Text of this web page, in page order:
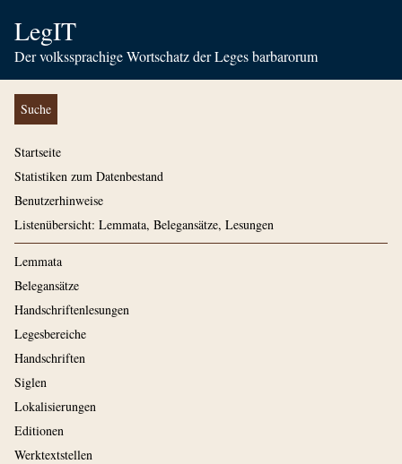
LegIT
Der volkssprachige Wortschatz der Leges barbarorum
Suche
Startseite
Statistiken zum Datenbestand
Benutzerhinweise
Listenübersicht: Lemmata, Belegansätze, Lesungen
Lemmata
Belegansätze
Handschriftenlesungen
Legesbereiche
Handschriften
Siglen
Lokalisierungen
Editionen
Werktextstellen